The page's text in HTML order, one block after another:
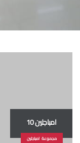
امباجلين 10
مجموعة امباجلين